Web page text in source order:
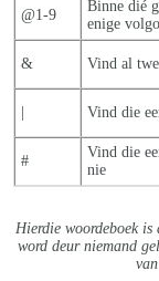
@1-9
Binne dié
enige
& Vind al
Vind die
#
Vind die
nie
Hierdie woordeboek is
word deur niemand